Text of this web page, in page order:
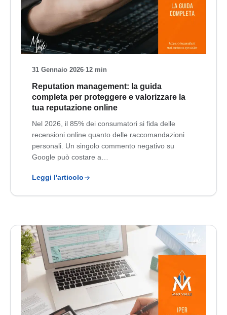
31 Gennaio 2026·12 min
Reputation management: la guida
completa per proteggere e valorizzare la
tua reputazione online
Nel 2026, il 85% dei consumatori si fida delle
recensioni online quanto delle raccomandazioni
personali. Un singolo commento negativo su
Google può costare a…
Leggi l'articolo